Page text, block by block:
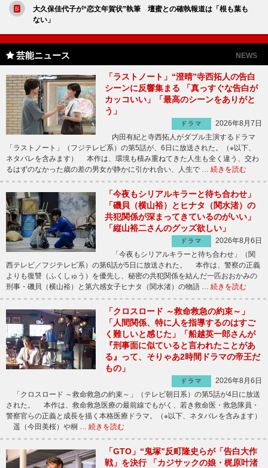
大久保佳代子が“恋文年賀状”執筆 壇蜜との確執報道は「根も葉も
ない」
芸能ニュース NEWS
「ラストノート」“澄晴”寺西拓人の告白
シーンに反響集まる 「真っすぐな告白が
カッコいい」「最高のシーンをありがと
う」
ドラマ
2026年8月7日
内田有紀と寺西拓人がダブル主演するドラマ
「ラストノート」（フジテレビ系）の第5話が、6日に放送された。（※以下、
ネタバレを含みます） 本作は、環境も積み重ねてきた人生も全く違う、交わ
るはずのなかった歳の差の男女が静かに引かれ合い、人生で … 続きを読む
「今夜もシリアルキラーと待ち合わせ」
「磯貝（横山裕）とヒナタ（関水渚）の
共犯関係が深まってきているのがいい」
「縦山裕二さんのグッズ欲しい」
ドラマ
2026年8月6日
「今夜もシリアルキラーと待ち合わせ」（関
西テレビ／フジテレビ系）の第6話が5日に放送された。 本作は、警察の正義
よりも復讐（ふくしゅう）を優先し、秘密の共犯関係を結んだ一匹おおかみの
刑事・磯貝（横山裕）と第六感女子ヒナタ（関水渚）の物語 … 続きを読む
「クロスロード ～救命救急の約束～」
「人間関係、特に人を指導するのはすご
く難しいと感じた」「船越英一郎さんが
『刑事面に似ていると言われたことがあ
る』って、そりゃあ2時間ドラマの帝王だ
もの」
ドラマ
2026年8月6日
「クロスロード ～救命救急の約束～」（テレビ朝日系）の第5話が4日に放送
された。 本作は、救命救急医療の最前線でもがく、若き救命医・救急隊員・
警察官らの正義と成長を描く本格医療ドラマ。（※以下、ネタバレを含みます）
遥（今田美桜）や桐 … 続きを読む
「GTO」“鬼塚”反町隆史らが「告白大作
戦」を決行 「カジサックの娘・梶原叶渚